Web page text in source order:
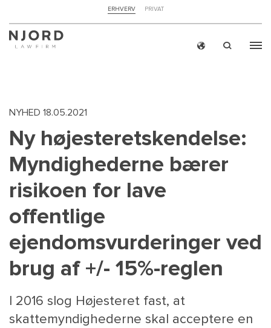
TOP
MENU
ERHVERV PRIVAT
NYHED 18.05.2021
Ny højesteretskendelse:
Myndighederne bærer
risikoen for lave
offentlige
ejendomsvurderinger ved
brug af +/- 15%-reglen
I 2016 slog Højesteret fast, at
skattemyndighederne skal acceptere en